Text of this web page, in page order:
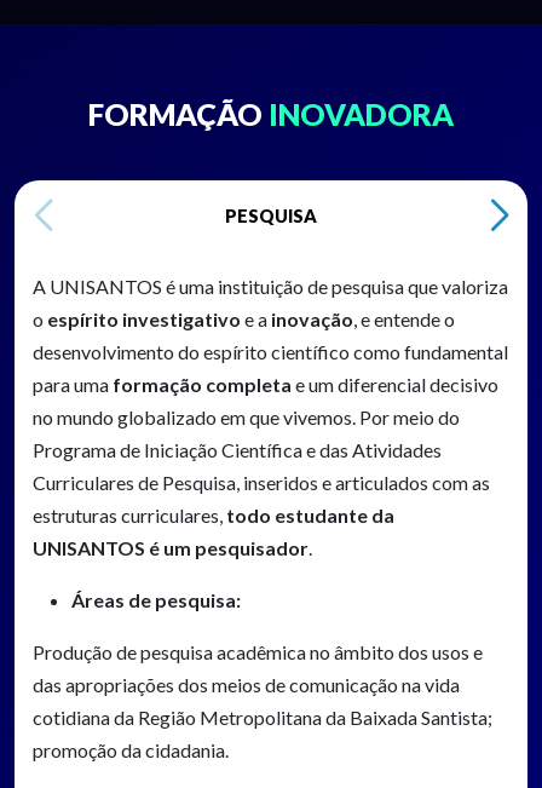
FORMAÇÃO INOVADORA
PESQUISA
A UNISANTOS é uma instituição de pesquisa que valoriza
o espírito investigativo e a inovação , e entende o
desenvolvimento do espírito científico como fundamental
para uma formação completa e um diferencial decisivo
no mundo globalizado em que vivemos. Por meio do
Programa de Iniciação Científica e das Atividades
Curriculares de Pesquisa, inseridos e articulados com as
estruturas curriculares, todo estudante da
UNISANTOS é um pesquisador
Áreas de pesquisa:
Produção de pesquisa acadêmica no âmbito dos usos e
das apropriações dos meios de comunicação na vida
cotidiana da Região Metropolitana da Baixada Santista;
promoção da cidadania.